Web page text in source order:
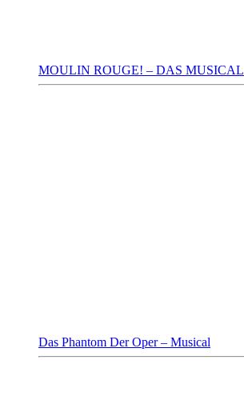
MOULIN ROUGE! – DAS MUSICAL
Das Phantom Der Oper – Musical